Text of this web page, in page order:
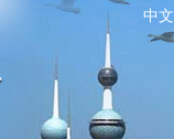
中文